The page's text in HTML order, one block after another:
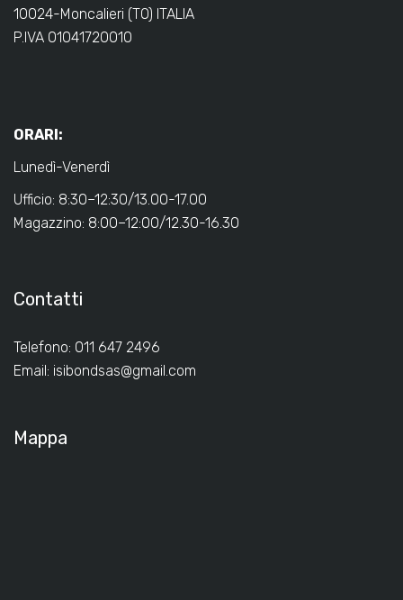
10024-Moncalieri (TO) ITALIA
P.IVA 01041720010
ORARI:
Lunedì-Venerdì
Ufficio: 8:30–12:30/13.00-17.00
Magazzino: 8:00–12:00/12.30-16.30
Contatti
Telefono: 011 647 2496
Email: isibondsas@gmail.com
Mappa